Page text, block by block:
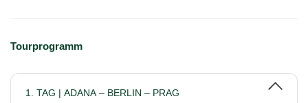
Tourprogramm
1. TAG | ADANA – BERLIN – PRAG